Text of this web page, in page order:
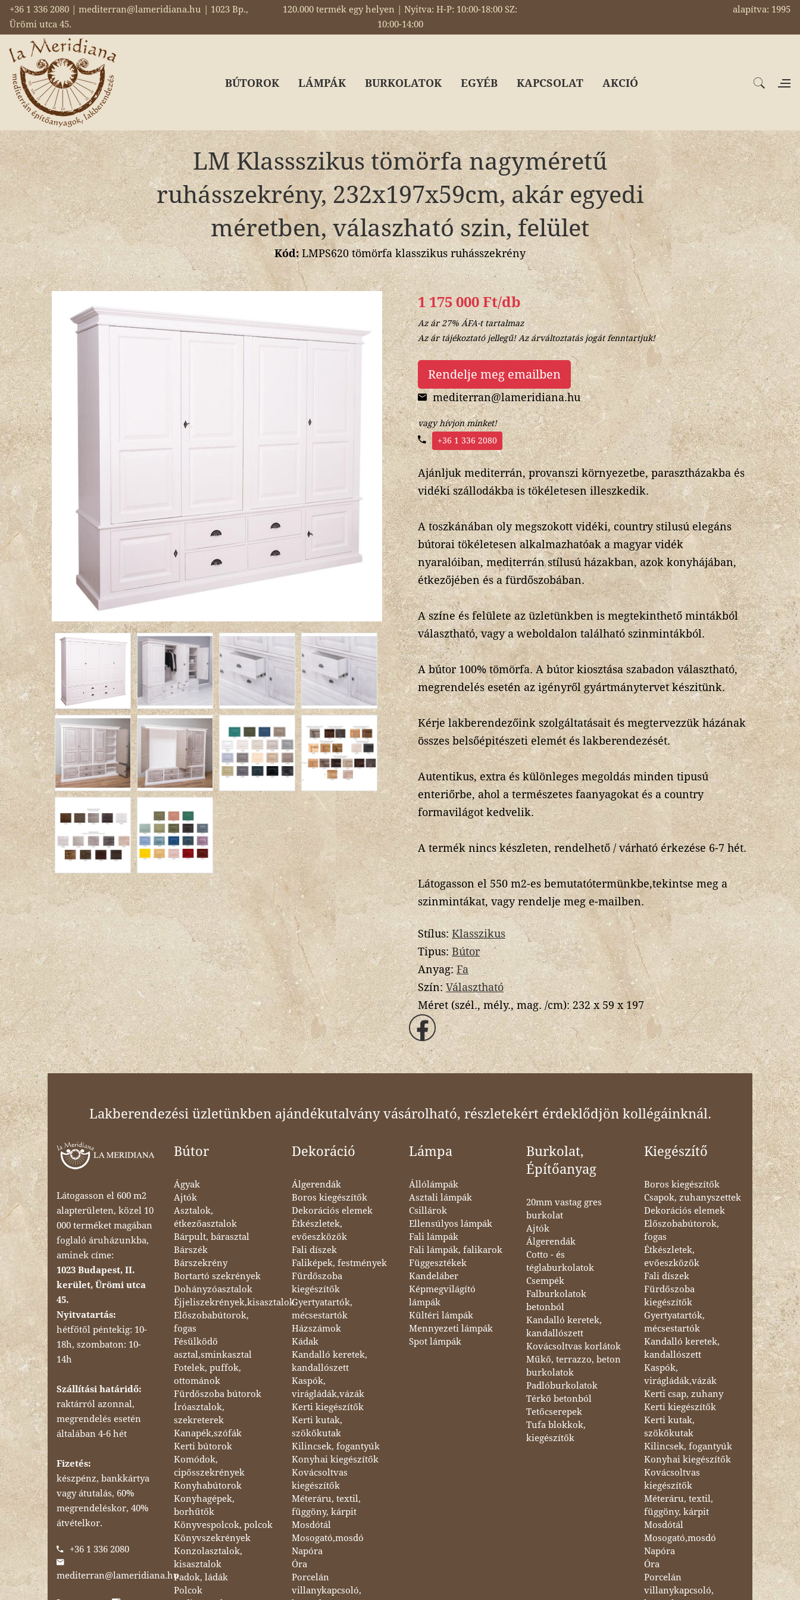
+36 1 336 2080 | mediterran@lameridiana.hu | 1023 Bp.,
Ürömi utca 45.
120.000 termék egy helyen | Nyitva: H-P: 10:00-18:00 SZ:
10:00-14:00
alapítva: 1995
BÚTOROK LÁMPÁK BURKOLATOK EGYÉB KAPCSOLAT AKCIÓ
LM Klassszikus tömörfa nagyméretű
ruhásszekrény, 232x197x59cm, akár egyedi
méretben, válaszható szin, felület
Kód:LMPS620 tömörfa klasszikus ruhásszekrény
1 175 000 Ft/db
Az ár 27% ÁFA-t tartalmaz
Az ár tájékoztató jellegű! Az árváltoztatás jogát fenntartjuk!
Rendelje meg emailben
mediterran@lameridiana.hu
vagy hívjon minket!
+36 1 336 2080
Ajánljuk mediterrán, provanszi környezetbe, parasztházakba és
vidéki szállodákba is tökéletesen illeszkedik.
A toszkánában oly megszokott vidéki, country stilusú elegáns
bútorai tökéletesen alkalmazhatóak a magyar vidék
nyaralóiban, mediterrán stílusú házakban, azok konyhájában,
étkezőjében és a fürdőszobában.
A színe és felülete az üzletünkben is megtekinthető mintákból
választható, vagy a weboldalon található szinmintákból.
A bútor 100% tömörfa. A bútor kiosztása szabadon választható,
megrendelés esetén az igényről gyártmánytervet készitünk.
Kérje lakberendezőink szolgáltatásait és megtervezzük házának
összes belsőépitészeti elemét és lakberendezését.
Autentikus, extra és különleges megoldás minden tipusú
enteriőrbe, ahol a természetes faanyagokat és a country
formavilágot kedvelik.
A termék nincs készleten, rendelhető / várható érkezése 6-7 hét.
Látogasson el 550 m2-es bemutatótermünkbe,tekintse meg a
szinmintákat, vagy rendelje meg e-mailben.
Stílus:Klasszikus
Tipus:Bútor
Anyag:Fa
Szín:Választható
Méret (szél., mély., mag. /cm):232 x 59 x 197
Lakberendezési üzletünkben ajándékutalvány vásárolható, részletekért érdeklődjön kollégáinknál.
Látogasson el 600 m2
alapterületen, közel 10
000 terméket magában
foglaló áruházunkba,
aminek címe:
1023 Budapest, II.
kerület, Ürömi utca
45.
Nyitvatartás:
hétfőtől péntekig: 10-
18h, szombaton: 10-
14h
Szállítási határidő:
raktárról azonnal,
megrendelés esetén
általában 4-6 hét
Fizetés:
készpénz, bankkártya
vagy átutalás, 60%
megrendeléskor, 40%
átvételkor.
+36 1 336 2080
mediterran@lameridiana.hu
Bútor
Ágyak
Ajtók
Asztalok,
étkezőasztalok
Bárpult, bárasztal
Bárszék
Bárszekrény
Bortartó szekrények
Dohányzóasztalok
Éjjeliszekrények,kisasztalok
Előszobabútorok,
fogas
Fésülködő
asztal,sminkasztal
Fotelek, puffok,
ottománok
Fürdőszoba bútorok
Íróasztalok,
szekreterek
Kanapék,szófák
Kerti bútorok
Komódok,
cipősszekrények
Konyhabútorok
Konyhagépek,
borhűtők
Könyvespolcok, polcok
Könyvszekrények
Konzolasztalok,
kisasztalok
Padok, ládák
Polcok
Dekoráció
Álgerendák
Boros kiegészítők
Dekorációs elemek
Étkészletek,
evőeszközök
Fali díszek
Faliképek, festmények
Fürdőszoba
kiegészítők
Gyertyatartók,
mécsestartók
Házszámok
Kádak
Kandalló keretek,
kandallószett
Kaspók,
virágládák,vázák
Kerti kiegészítők
Kerti kutak,
szökőkutak
Kilincsek, fogantyúk
Konyhai kiegészítők
Kovácsoltvas
kiegészítők
Méteráru, textil,
függöny, kárpit
Mosdótál
Mosogató,mosdó
Napóra
Óra
Porcelán
villanykapcsoló,
Lámpa
Állólámpák
Asztali lámpák
Csillárok
Ellensúlyos lámpák
Fali lámpák
Fali lámpák, falikarok
Függesztékek
Kandeláber
Képmegvilágító
lámpák
Kültéri lámpák
Mennyezeti lámpák
Spot lámpák
Burkolat,
Építőanyag
20mm vastag gres
burkolat
Ajtók
Álgerendák
Cotto - és
téglaburkolatok
Csempék
Falburkolatok
betonból
Kandalló keretek,
kandallószett
Kovácsoltvas korlátok
Műkő, terrazzo, beton
burkolatok
Padlóburkolatok
Térkő betonból
Tetőcserepek
Tufa blokkok,
kiegészítők
Kiegészítő
Boros kiegészítők
Csapok, zuhanyszettek
Dekorációs elemek
Előszobabútorok,
fogas
Étkészletek,
evőeszközök
Fali díszek
Fürdőszoba
kiegészítők
Gyertyatartók,
mécsestartók
Kandalló keretek,
kandallószett
Kaspók,
virágládák,vázák
Kerti csap, zuhany
Kerti kiegészítők
Kerti kutak,
szökőkutak
Kilincsek, fogantyúk
Konyhai kiegészítők
Kovácsoltvas
kiegészítők
Méteráru, textil,
függöny, kárpit
Mosdótál
Mosogató,mosdó
Napóra
Óra
Porcelán
villanykapcsoló,